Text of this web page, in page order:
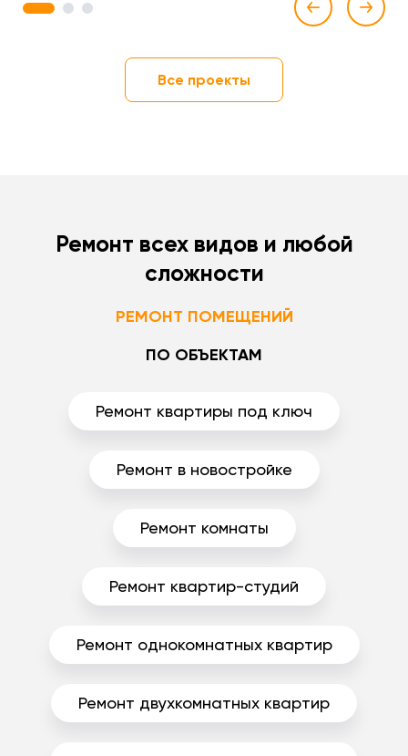
1 2 3
Все проекты
Ремонт всех видов и любой
сложности
РЕМОНТ ПОМЕЩЕНИЙ
ПО ОБЪЕКТАМ
Ремонт квартиры под ключ
Ремонт в новостройке
Ремонт комнаты
Ремонт квартир-студий
Ремонт однокомнатных квартир
Ремонт двухкомнатных квартир